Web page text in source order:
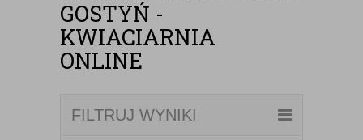
GOSTYŃ -
KWIACIARNIA
ONLINE
FILTRUJ WYNIKI